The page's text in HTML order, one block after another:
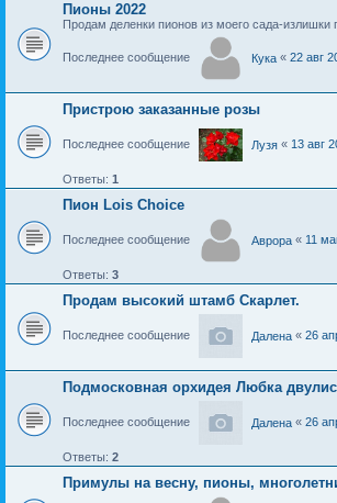
Пионы 2022
Продам деленки пионов из моего сада-излишки
Последнее сообщение Кука « 22 авг
Пристрою заказанные розы
Последнее сообщение Лузя « 13 авг
Ответы: 1
Пион Lois Choice
Последнее сообщение Аврора « 11
Ответы: 3
Продам высокий штамб Скарлет.
Последнее сообщение Далена « 26
Подмосковная орхидея Любка
Последнее сообщение Далена « 26
Ответы: 2
Примулы на весну, пионы,